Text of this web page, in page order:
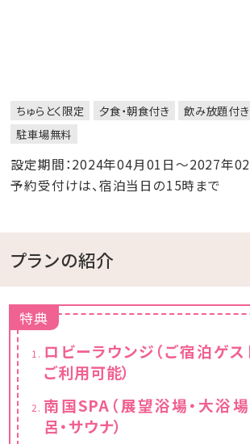
ちゅらとく限定 夕食・朝食付き 飲み放題付き
駐車場無料
設定期間：2024年04月01日～2027年
予約受付けは、宿泊当日の15時まで
プランの紹介
特典
ロビーラウンジ（ご宿泊ゲ
ご利用可能）
赤ワインや白ワイン、ビールなど
ヒー、紅茶、デトックスウォーターな
南国SPA（展望浴場・大浴
呂・サウナ）